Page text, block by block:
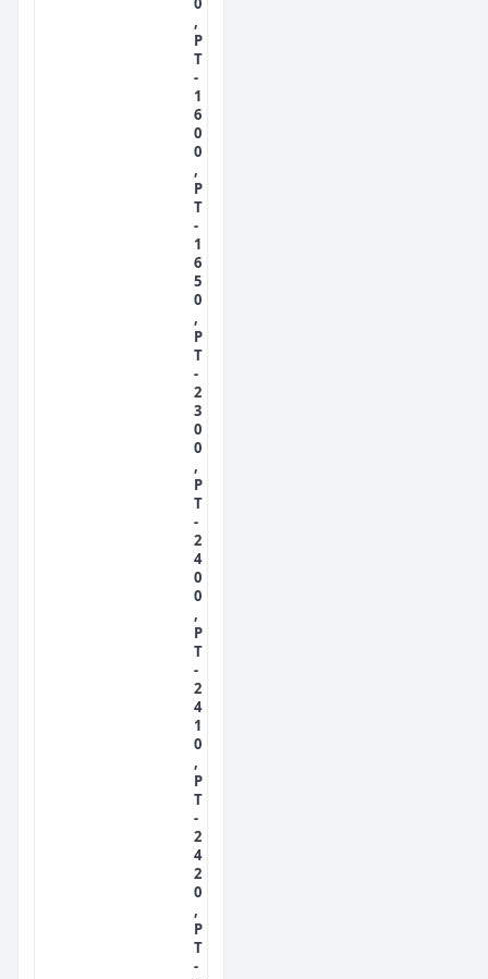
,
P
T
-
1
6
0
0
,
P
T
-
1
6
5
0
,
P
T
-
2
3
0
0
,
P
T
-
2
4
0
0
,
P
T
-
2
4
1
0
,
P
T
-
2
4
2
0
,
P
T
-